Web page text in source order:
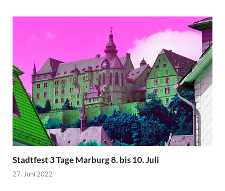
Stadtfest 3 Tage Marburg 8. bis 10. Juli
27. Juni 2022